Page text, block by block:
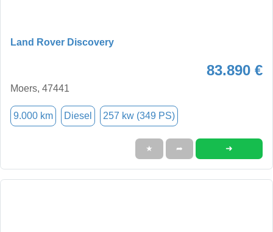
Land Rover Discovery
83.890 €
Moers, 47441
9.000 km Diesel 257 kw (349 PS)
★ ➦ ➜